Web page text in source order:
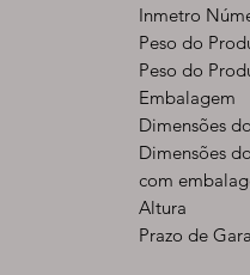
Inmetro
Peso do
Peso do
Embalagem
Dimensões
Dimensões
com
Altura
Prazo de